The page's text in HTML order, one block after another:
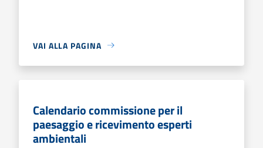
VAI ALLA PAGINA
Calendario commissione per il
paesaggio e ricevimento esperti
ambientali